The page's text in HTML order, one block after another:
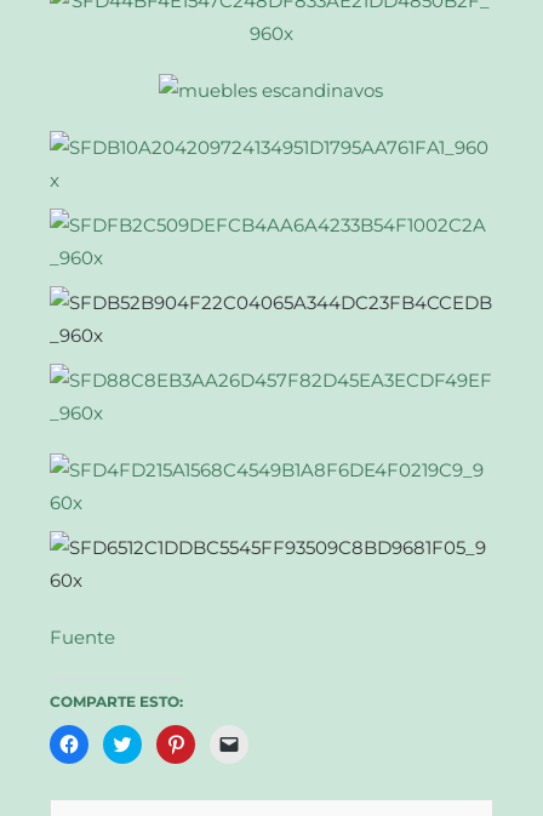
Fuente
COMPARTE ESTO:
Haz
clic
en
Haz
clic
en
Haz
clic
en
Haz
clic
un